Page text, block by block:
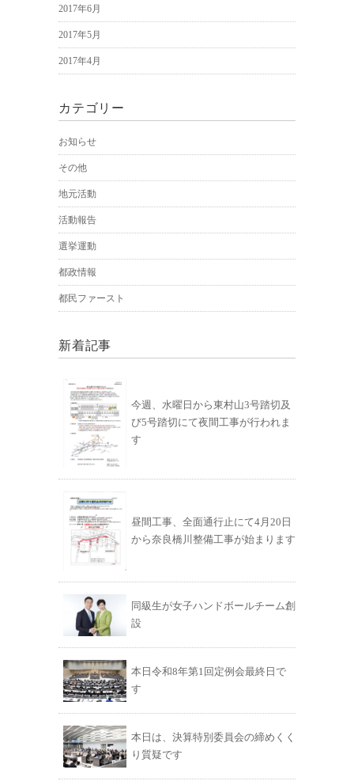
2017年6月
2017年5月
2017年4月
カテゴリー
お知らせ
その他
地元活動
活動報告
選挙運動
都政情報
都民ファースト
新着記事
今週、水曜日から東村山3号踏切及
び5号踏切にて夜間工事が行われま
す
昼間工事、全面通行止にて4月20日
から奈良橋川整備工事が始まります
同級生が女子ハンドボールチーム創
設
本日令和8年第1回定例会最終日で
す
本日は、決算特別委員会の締めくく
り質疑です